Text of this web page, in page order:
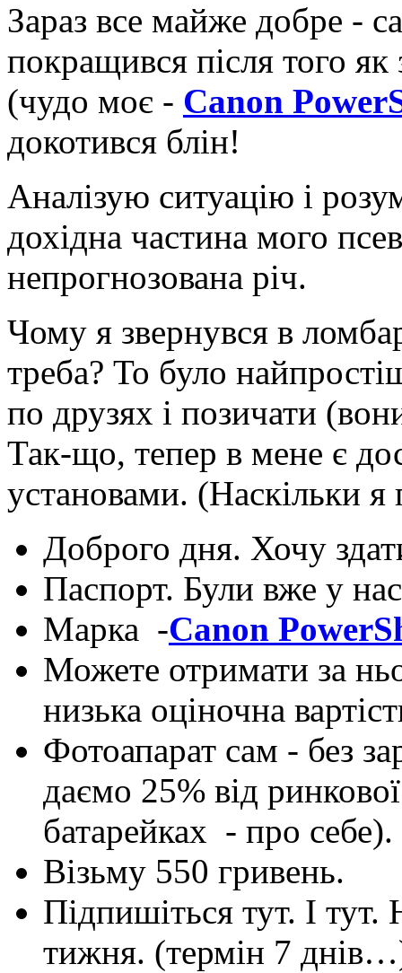
Зараз все майже добре -
покращився після того
(чудо моє - Canon
докотився блін!
Аналізую ситуацію і
дохідна частина мого
непрогнозована річ.
Чому я звернувся в
треба? То було
по друзях і позичати
Так-що, тепер в мене є
установами. (Наскільки
Доброго дня. Хочу
Паспорт. Були вже у
Марка -Canon
Можете отримати за
низька оціночна
Фотоапарат сам - без
даємо 25% від
батарейках - про себе).
Візьму 550 гривень.
Підпишіться тут. І тут.
тижня. (термін 7